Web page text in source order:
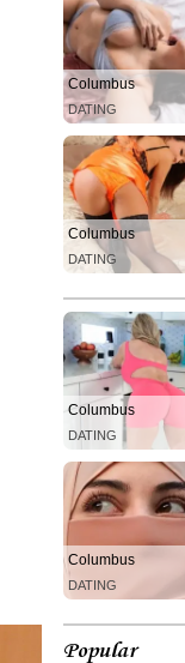
Columbus
DATING
Columbus
DATING
Columbus
DATING
Columbus
DATING
Popular